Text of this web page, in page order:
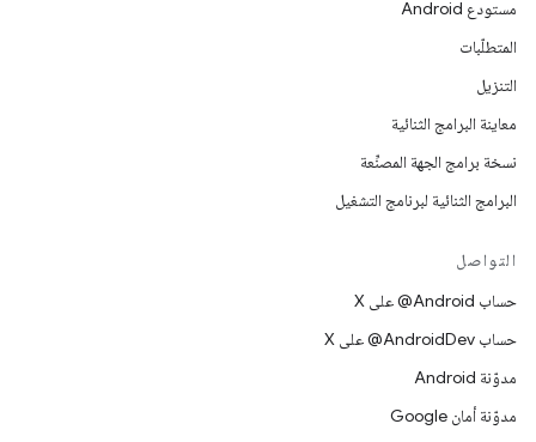
مستودع Android
المتطلّبات
التنزيل
معاينة البرامج الثنائية
نسخة برامج الجهة المصنِّعة
البرامج الثنائية لبرنامج التشغيل
التواصل
حساب ‎@Android على X
حساب ‎@AndroidDev على X
مدوّنة Android
مدوّنة أمان Google